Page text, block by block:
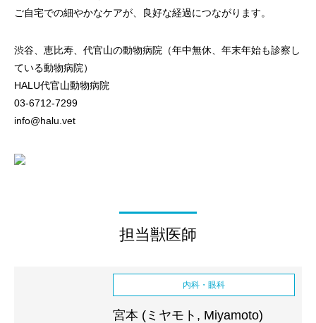
ご自宅での細やかなケアが、良好な経過につながります。
渋谷、恵比寿、代官山の動物病院（年中無休、年末年始も診察し
ている動物病院）
HALU代官山動物病院
03-6712-7299
info@halu.vet
担当獣医師
内科・眼科
宮本 (ミヤモト, Miyamoto)